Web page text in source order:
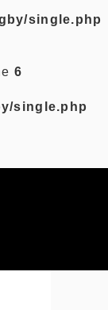
single.php
6
single.php